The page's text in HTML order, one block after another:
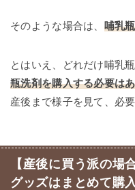
そのような場合は、 哺乳
とはいえ、どれだけ哺乳
瓶洗剤を購入する必要は
産後まで様子を見て、必
【産後に買う派の場
グッズはまとめて購入